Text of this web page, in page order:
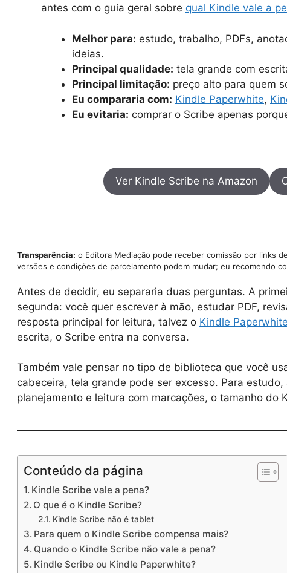
antes com o guia geral sobre qual Kindle vale a
Melhor para: estudo, trabalho, PDFs,
ideias.
Principal qualidade: tela grande com
Principal limitação: preço alto para quem
Eu compararia com: Kindle Paperwhite,
Eu evitaria: comprar o Scribe apenas
Ver Kindle Scribe na Amazon
Transparência: o Editora Mediação pode receber comissão por links
versões e condições de parcelamento podem mudar; eu recomendo
Antes de decidir, eu separaria duas perguntas. A
segunda: você quer escrever à mão, estudar PDF,
resposta principal for leitura, talvez o Kindle Paperwhite
escrita, o Scribe entra na conversa.
Também vale pensar no tipo de biblioteca que você
cabeceira, tela grande pode ser excesso. Para
planejamento e leitura com marcações, o tamanho do
Conteúdo da página
Kindle Scribe vale a pena?
O que é o Kindle Scribe?
Kindle Scribe não é tablet
Para quem o Kindle Scribe compensa mais?
Quando o Kindle Scribe não vale a pena?
Kindle Scribe ou Kindle Paperwhite?